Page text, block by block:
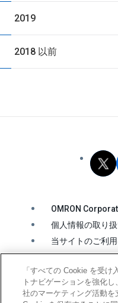
2019
2018 以前
OMRON
個人情報の取り
当サイトのご利
クッキーの利用
ソーシャルメデ
ウェブアクセシ
「すべての Cookie を受け
トナビゲーションを強化
社のマーケティング活動